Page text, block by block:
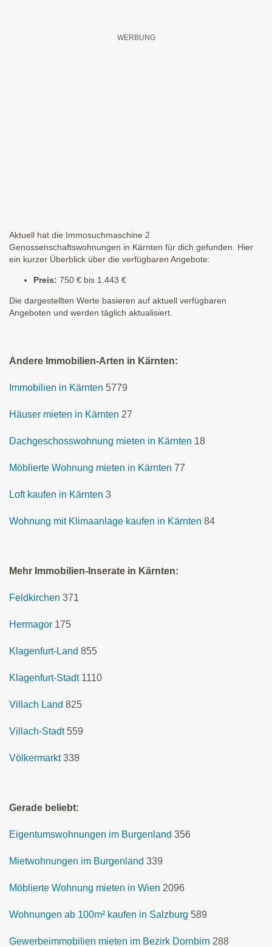
Aktuell hat die Immosuchmaschine 2
Genossenschaftswohnungen in Kärnten für dich gefunden. Hier
ein kurzer Überblick über die verfügbaren Angebote:
Preis: 750 € bis 1.443 €
Die dargestellten Werte basieren auf aktuell verfügbaren
Angeboten und werden täglich aktualisiert.
Andere Immobilien-Arten in Kärnten:
Immobilien in Kärnten 5779
Häuser mieten in Kärnten 27
Dachgeschosswohnung mieten in Kärnten 18
Möblierte Wohnung mieten in Kärnten 77
Loft kaufen in Kärnten 3
Wohnung mit Klimaanlage kaufen in Kärnten 84
Mehr Immobilien-Inserate in Kärnten:
Feldkirchen 371
Hermagor 175
Klagenfurt-Land 855
Klagenfurt-Stadt 1110
Villach Land 825
Villach-Stadt 559
Völkermarkt 338
Gerade beliebt:
Eigentumswohnungen im Burgenland 356
Mietwohnungen im Burgenland 339
Möblierte Wohnung mieten in Wien 2096
Wohnungen ab 100m² kaufen in Salzburg 589
Gewerbeimmobilien mieten im Bezirk Dornbirn 288